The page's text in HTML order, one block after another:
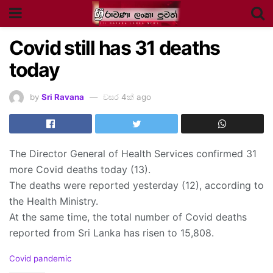
Covid still has 31 deaths
today
by Sri Ravana වසර 4ක් ago
The Director General of Health Services confirmed 31
more Covid deaths today (13).
The deaths were reported yesterday (12), according to
the Health Ministry.
At the same time, the total number of Covid deaths
reported from Sri Lanka has risen to 15,808.
C
Covid pandemic